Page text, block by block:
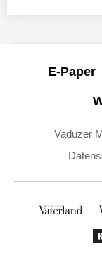
E-Paper
Vaduzer